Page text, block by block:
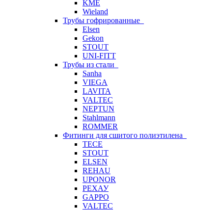
KME
Wieland
Трубы гофрированные
Elsen
Gekon
STOUT
UNI-FITT
Трубы из стали
Sanha
VIEGA
LAVITA
VALTEC
NEPTUN
Stahlmann
ROMMER
Фитинги для сшитого полиэтилена
TECE
STOUT
ELSEN
REHAU
UPONOR
РЕХАУ
GAPPO
VALTEC